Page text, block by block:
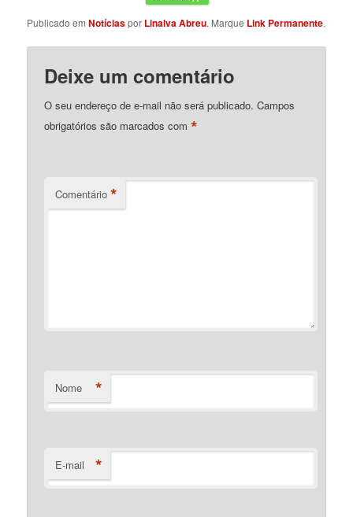
Publicado emNotíciaspor Linalva Abreu. Marque Link Permanente.
Deixe um comentário
O seu endereço de e-mail não será publicado. Campos
obrigatórios são marcados com*
Comentário *
Nome *
E-mail *